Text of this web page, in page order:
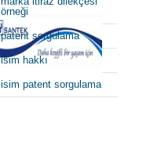
örneği
patent sorgulama
isim hakkı
isim patent sorgulama